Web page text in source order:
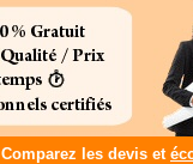
Comparez les devis et